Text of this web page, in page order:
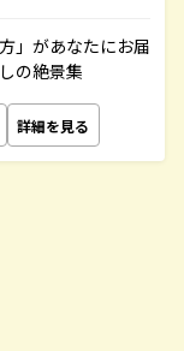
」があなたにお届
の絶景集
詳細を見る